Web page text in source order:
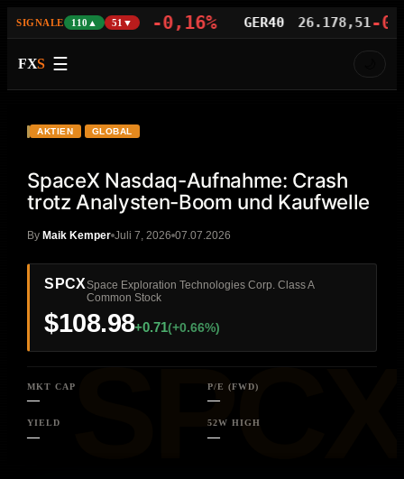
SIGNALE 110▲ 51▼
NAS100 29.414,96-0,16% GER40 26.178,51-
FXS ☰
SPCX
AKTIEN GLOBAL
SpaceX Nasdaq-Aufnahme: Crash
trotz Analysten-Boom und Kaufwelle
ByMaik Kemper Juli 7, 2026 07.07.2026
SPCXSpace Exploration Technologies Corp. Class A
Common Stock
$108.98+0.71(+0.66%)
MKT CAP
—
P/E (FWD)
—
YIELD
—
52W HIGH
—